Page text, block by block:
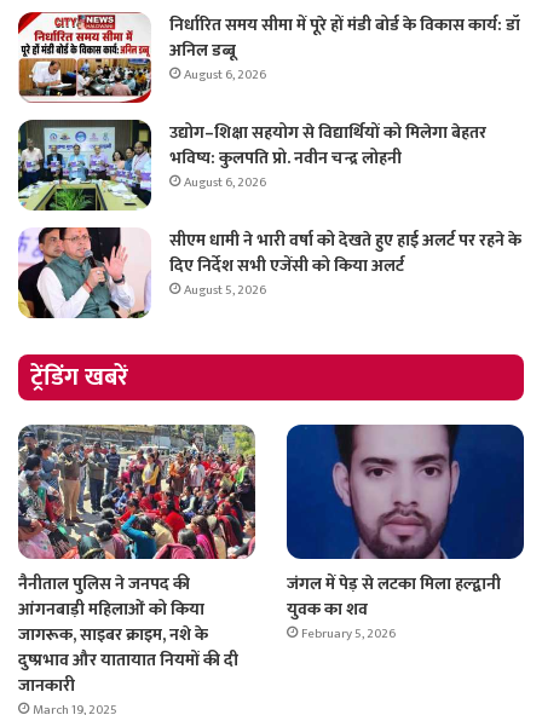
निर्धारित समय सीमा में पूरे हों मंडी बोर्ड के विकास कार्य: डॉ
अनिल डब्बू
August 6, 2026
उद्योग–शिक्षा सहयोग से विद्यार्थियों को मिलेगा बेहतर
भविष्य: कुलपति प्रो. नवीन चन्द्र लोहनी
August 6, 2026
सीएम धामी ने भारी वर्षा को देखते हुए हाई अलर्ट पर रहने के
दिए निर्देश सभी एजेंसी को किया अलर्ट
August 5, 2026
ट्रेंडिंग खबरें
नैनीताल पुलिस ने जनपद की
आंगनबाड़ी महिलाओं को किया
जागरूक, साइबर क्राइम, नशे के
दुष्प्रभाव और यातायात नियमों की दी
जानकारी
March 19, 2025
जंगल में पेड़ से लटका मिला हल्द्वानी
युवक का शव
February 5, 2026